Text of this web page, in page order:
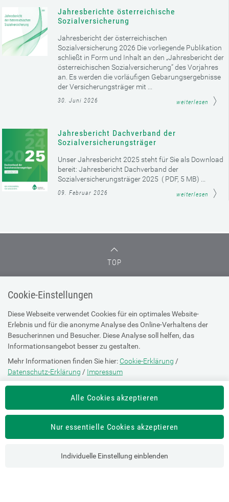
Cookie-Einstellungen
Diese Webseite verwendet Cookies für ein optimales Website-
Erlebnis und für die anonyme Analyse des Online-Verhaltens der
Besucherinnen und Besucher. Diese Analyse soll helfen, das
Informationsangebot besser zu gestalten.
Mehr Informationen finden Sie hier: Cookie-Erklärung /
Datenschutz-Erklärung / Impressum
Die Einstellung können Sie jederzeit auf der Seite "Cookie-Erklärung"
Alle Cookies akzeptieren
Nur essentielle Cookies akzeptieren
Individuelle Einstellung einblenden
Jahresberichte österreichische
Sozialversicherung
Jahresbericht der österreichischen
Sozialversicherung 2026 Die vorliegende Publikation
schließt in Form und Inhalt an den „Jahresbericht der
österreichischen Sozialversicherung“ des Vorjahres
an. Es werden die vorläufigen Gebarungsergebnisse
der Versicherungsträger mit ...
30. Juni 2026 weiterlesen
Jahresbericht Dachverband der
Sozialversicherungsträger
Unser Jahresbericht 2025 steht für Sie als Download
bereit: Jahresbericht Dachverband der
Sozialversicherungsträger 2025 ( PDF, 5 MB) ...
09. Februar 2026 weiterlesen
TOP
Österreichische
Sozialversicherung
1030 Wien, Kundmanngasse 21
SV-TRÄGER SV-PARTNER
HILFE